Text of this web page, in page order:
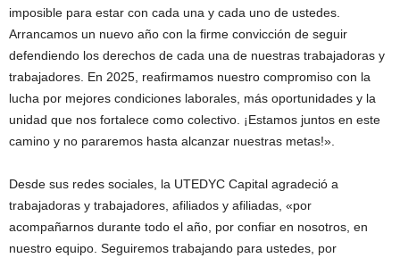
imposible para estar con cada una y cada uno de ustedes.
Arrancamos un nuevo año con la firme convicción de seguir
defendiendo los derechos de cada una de nuestras trabajadoras y
trabajadores. En 2025, reafirmamos nuestro compromiso con la
lucha por mejores condiciones laborales, más oportunidades y la
unidad que nos fortalece como colectivo. ¡Estamos juntos en este
camino y no pararemos hasta alcanzar nuestras metas!».
Desde sus redes sociales, la UTEDYC Capital agradeció a
trabajadoras y trabajadores, afiliados y afiliadas, «por
acompañarnos durante todo el año, por confiar en nosotros, en
nuestro equipo. Seguiremos trabajando para ustedes, por